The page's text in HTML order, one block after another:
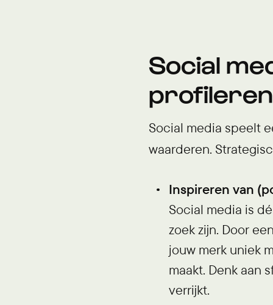
Social
Social media speelt
waarderen.
Inspireren van
Social media is
zoek zijn. Door
jouw merk uniek
maakt. Denk aan
verrijkt.